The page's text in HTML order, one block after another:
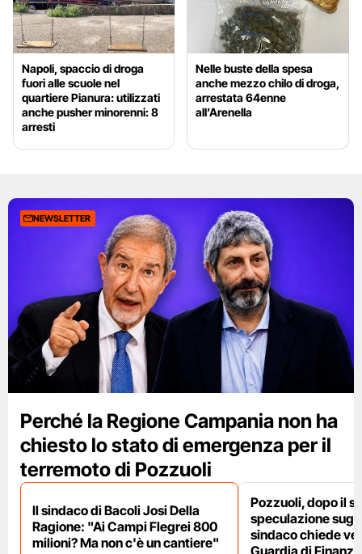
Napoli, spaccio di droga
fuori alle scuole nel
quartiere Pianura: utilizzati
anche pusher minorenni: 8
arresti
Nelle buste della spesa
anche mezzo chilo di droga,
arrestata 64enne
all’Arenella
NEWSLETTER
Perché la Regione Campania non ha
chiesto lo stato di emergenza per il
terremoto di Pozzuoli
Il sindaco di Bacoli Josi Della
Ragione: "Ai Campi Flegrei 800
milioni? Ma non c'è un cantiere"
Pozzuoli, dopo il
speculazione
sindaco chiede